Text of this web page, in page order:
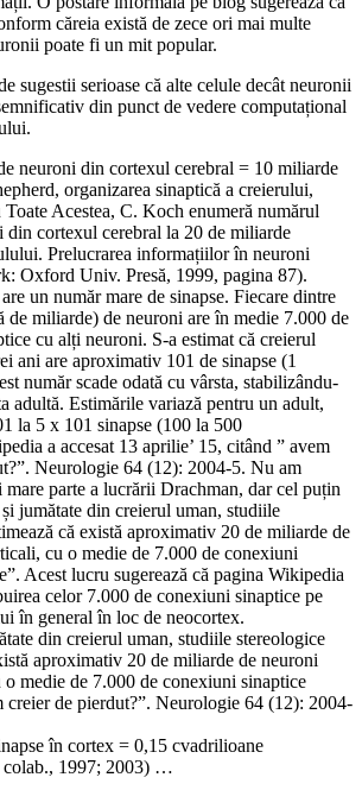
căreia există de zece ori mai multe
poate fi un mit popular.
sugestii serioase că alte celule decât neuronii
din punct de vedere computațional
neuroni din cortexul cerebral = 10 miliarde
organizarea sinaptică a creierului,
Acestea, C. Koch enumeră numărul
din cortexul cerebral la 20 de miliarde
Prelucrarea informațiilor în neuroni
Oxford Univ. Presă, 1999, pagina 87).
un număr mare de sinapse. Fiecare dintre
de miliarde) de neuroni are în medie 7.000 de
cu alți neuroni. S-a estimat că creierul
ani are aproximativ 101 de sinapse (1
număr scade odată cu vârsta, stabilizându-
adultă. Estimările variază pentru un adult,
la 5 x 101 sinapse (100 la 500
a accesat 13 aprilie’ 15, citând ” avem
Neurologie 64 (12): 2004-5. Nu am
mare parte a lucrării Drachman, dar cel puțin
jumătate din creierul uman, studiile
că există aproximativ 20 de miliarde de
cu o medie de 7.000 de conexiuni
Acest lucru sugerează că pagina Wikipedia
celor 7.000 de conexiuni sinaptice pe
în general în loc de neocortex.
din creierul uman, studiile stereologice
aproximativ 20 de miliarde de neuroni
medie de 7.000 de conexiuni sinaptice
creier de pierdut?”. Neurologie 64 (12): 2004-
în cortex = 0,15 cvadrilioane
colab., 1997; 2003) …